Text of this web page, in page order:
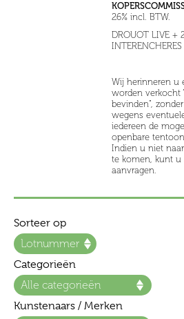
26% incl. BTW.
DROUOT LIVE +
Wij herinneren u
worden verkocht
bevinden”,
wegens
iedereen de
openbare
Indien u niet
te komen, kunt u
aanvragen.
Sorteer op
Categorieën
Kunstenaars / Merken